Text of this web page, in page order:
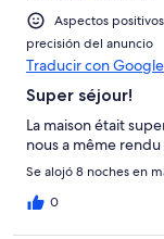
Aspectos
precisión del anuncio
Traducir con Google
Super séjour!
La maison était
nous a même
Se alojó 8 noches en
0